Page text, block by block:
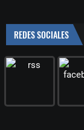
REDES SOCIALES